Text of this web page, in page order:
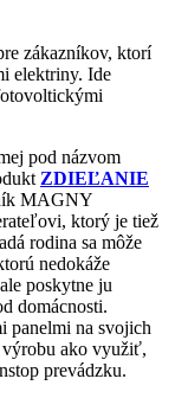
zákazníkov, ktorí
elektriny. Ide
pod názvom
ZDIEĽANIE
MAGNY
ktorý je tiež
rodina sa môže
nedokáže
poskytne ju
domácnosti.
panelmi na svojich
výrobu ako využiť,
prevádzku.